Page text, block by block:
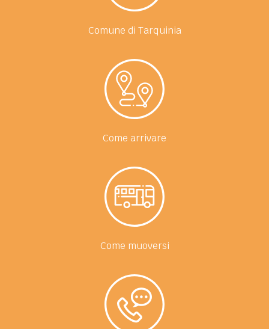
Comune di Tarquinia
Come arrivare
Come muoversi